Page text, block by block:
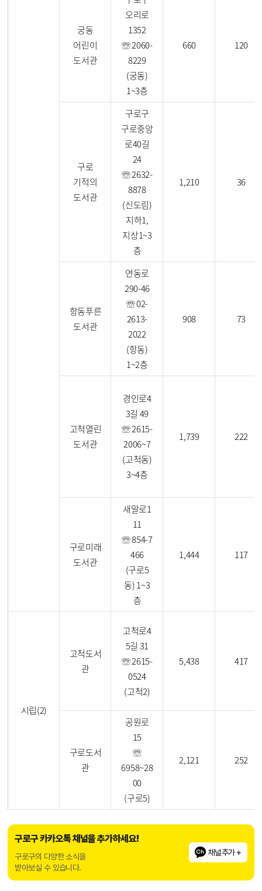
궁동
어린이
도서관
오리로
1352
☏ 2060-
8229
(궁동)
1~3층
660 120
구로
기적의
도서관
구로구
구로중앙
로40길
24
☏ 2632-
8878
(신도림)
지하1,
지상1~3
층
1,210 36
항동푸른
도서관
연동로
290-46
☏ 02-
2613-
2022
(항동)
1~2층
908 73
고척열린
도서관
경인로4
3길 49
☏ 2615-
2006~7
(고척동)
3~4층
1,739 222
구로미래
도서관
새말로1
11
☏ 854-7
466
(구로5
동) 1~3
층
1,444 117
시립(2)
고척도서
관
고척로4
5길 31
☏ 2615-
0524
(고척2)
5,438 417
구로도서
관
공원로
15
☏
6958~28
00
(구로5)
2,121 252
구로구 카카오톡 채널을 추가하세요!
구로구의 다양한 소식을
받아보실 수 있습니다.
채널추가 +